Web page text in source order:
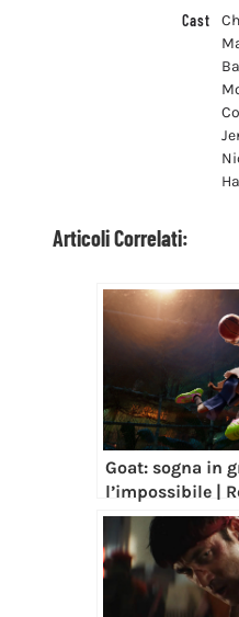
Cast
Articoli Correlati:
Goat: sogna in
l’impossibile |